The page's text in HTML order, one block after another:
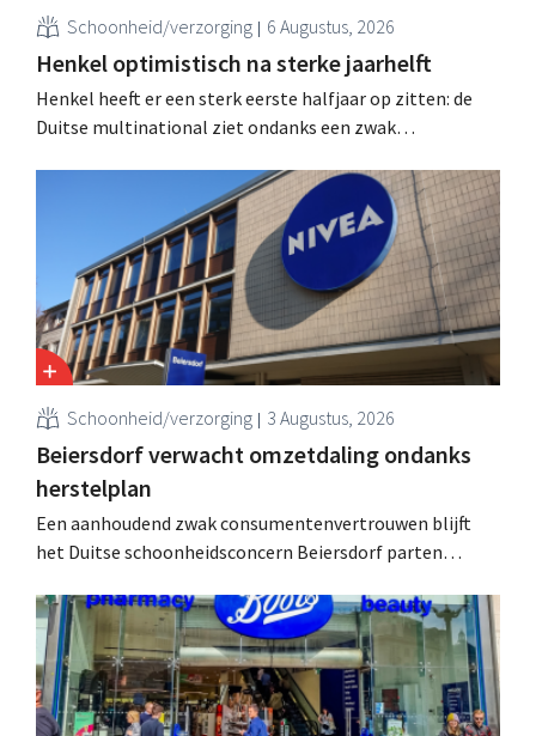
Schoonheid/verzorging 6 Augustus, 2026
Henkel optimistisch na sterke jaarhelft
Henkel heeft er een sterk eerste halfjaar op zitten: de
Duitse multinational ziet ondanks een zwak
haarverzorging en wasmiddelen en voert de
overnameactiviteiten op.
Schoonheid/verzorging 3 Augustus, 2026
Beiersdorf verwacht omzetdaling ondanks
herstelplan
Een aanhoudend zwak consumentenvertrouwen blijft
het Duitse schoonheidsconcern Beiersdorf parten
omzetdaling voor het volledige boekjaar.